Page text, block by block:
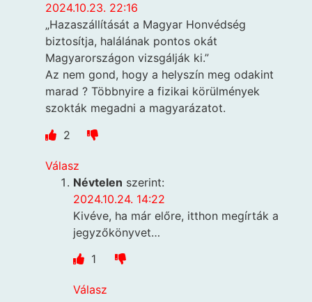
2024.10.23. 22:16
„Hazaszállítását a Magyar Honvédség
biztosítja, halálának pontos okát
Magyarországon vizsgálják ki.”
Az nem gond, hogy a helyszín meg odakint
marad ? Többnyire a fizikai körülmények
szokták megadni a magyarázatot.
2
Válasz
Névtelen szerint:
2024.10.24. 14:22
Kivéve, ha már előre, itthon megírták a
jegyzőkönyvet…
1
Válasz